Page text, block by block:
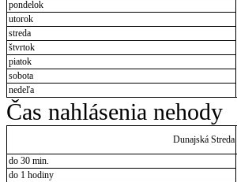
pondelok
utorok
streda
štvrtok
piatok
sobota
nedeľa
Čas nahlásenia nehody
Dunajská Streda
do 30 min.
do 1 hodiny